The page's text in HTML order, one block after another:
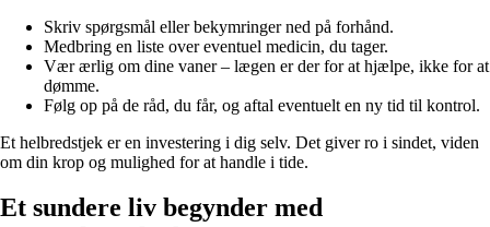
Skriv spørgsmål eller bekymringer ned på forhånd.
Medbring en liste over eventuel medicin, du tager.
Vær ærlig om dine vaner – lægen er der for at hjælpe, ikke for at
dømme.
Følg op på de råd, du får, og aftal eventuelt en ny tid til kontrol.
Et helbredstjek er en investering i dig selv. Det giver ro i sindet, viden
om din krop og mulighed for at handle i tide.
Et sundere liv begynder med